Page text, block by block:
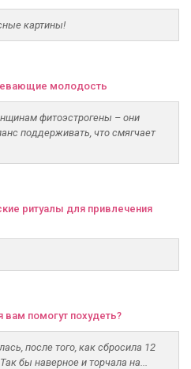
картины!
молодость
фитоэстрогены – они
поддерживать, что смягчает
ритуалы для привлечения
вам помогут похудеть?
после того, как сбросила 12
бы наверное и торчала на...